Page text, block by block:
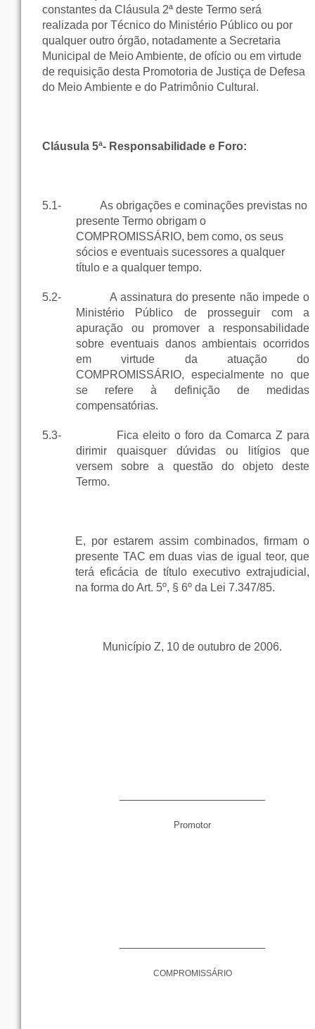
constantes da Cláusula 2ª deste Termo será
realizada por Técnico do Ministério Público ou por
qualquer outro órgão, notadamente a Secretaria
Municipal de Meio Ambiente, de ofício ou em virtude
de requisição desta Promotoria de Justiça de Defesa
do Meio Ambiente e do Patrimônio Cultural.
Cláusula 5ª- Responsabilidade e Foro:
5.1-
As obrigações e cominações previstas no
presente Termo obrigam o
COMPROMISSÁRIO, bem como, os seus
sócios e eventuais sucessores a qualquer
título e a qualquer tempo.
5.2-
A assinatura do presente não impede o
Ministério Público de prosseguir com a
apuração ou promover a responsabilidade
sobre eventuais danos ambientais ocorridos
em virtude da atuação do
COMPROMISSÁRIO, especialmente no que
se refere à definição de medidas
compensatórias.
5.3-
Fica eleito o foro da Comarca Z para
dirimir quaisquer dúvidas ou litígios que
versem sobre a questão do objeto deste
Termo.
E, por estarem assim combinados, firmam o
presente TAC em duas vias de igual teor, que
terá eficácia de título executivo extrajudicial,
na forma do Art. 5º, § 6º da Lei 7.347/85.
Município Z, 10 de outubro de 2006.
Promotor
COMPROMISSÁRIO